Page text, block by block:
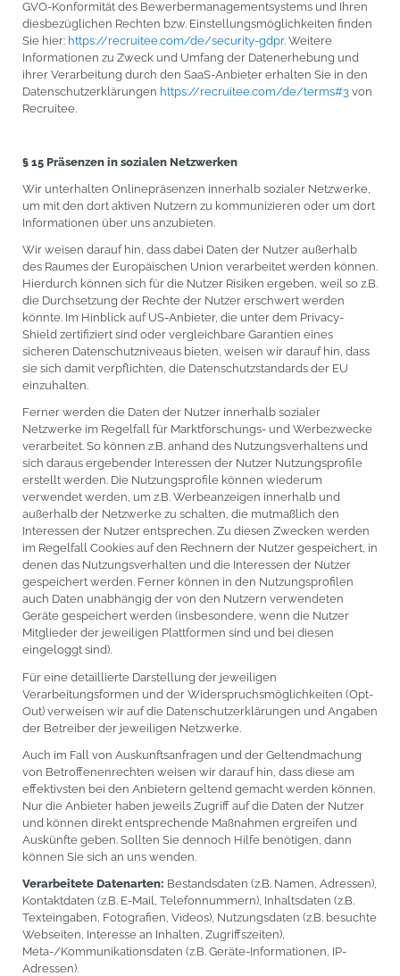
GVO-Konformität des Bewerbermanagementsystems und Ihren
diesbezüglichen Rechten bzw. Einstellungsmöglichkeiten finden
Sie hier: https://recruitee.com/de/security-gdpr. Weitere
Informationen zu Zweck und Umfang der Datenerhebung und
ihrer Verarbeitung durch den SaaS-Anbieter erhalten Sie in den
Datenschutzerklärungen https://recruitee.com/de/terms#3 von
Recruitee.
§ 15 Präsenzen in sozialen Netzwerken
Wir unterhalten Onlinepräsenzen innerhalb sozialer Netzwerke,
um mit den dort aktiven Nutzern zu kommunizieren oder um dort
Informationen über uns anzubieten.
Wir weisen darauf hin, dass dabei Daten der Nutzer außerhalb
des Raumes der Europäischen Union verarbeitet werden können.
Hierdurch können sich für die Nutzer Risiken ergeben, weil so z.B.
die Durchsetzung der Rechte der Nutzer erschwert werden
könnte. Im Hinblick auf US-Anbieter, die unter dem Privacy-
Shield zertifiziert sind oder vergleichbare Garantien eines
sicheren Datenschutzniveaus bieten, weisen wir darauf hin, dass
sie sich damit verpflichten, die Datenschutzstandards der EU
einzuhalten.
Ferner werden die Daten der Nutzer innerhalb sozialer
Netzwerke im Regelfall für Marktforschungs- und Werbezwecke
verarbeitet. So können z.B. anhand des Nutzungsverhaltens und
sich daraus ergebender Interessen der Nutzer Nutzungsprofile
erstellt werden. Die Nutzungsprofile können wiederum
verwendet werden, um z.B. Werbeanzeigen innerhalb und
außerhalb der Netzwerke zu schalten, die mutmaßlich den
Interessen der Nutzer entsprechen. Zu diesen Zwecken werden
im Regelfall Cookies auf den Rechnern der Nutzer gespeichert, in
denen das Nutzungsverhalten und die Interessen der Nutzer
gespeichert werden. Ferner können in den Nutzungsprofilen
auch Daten unabhängig der von den Nutzern verwendeten
Geräte gespeichert werden (insbesondere, wenn die Nutzer
Mitglieder der jeweiligen Plattformen sind und bei diesen
eingeloggt sind).
Für eine detaillierte Darstellung der jeweiligen
Verarbeitungsformen und der Widerspruchsmöglichkeiten (Opt-
Out) verweisen wir auf die Datenschutzerklärungen und Angaben
der Betreiber der jeweiligen Netzwerke.
Auch im Fall von Auskunftsanfragen und der Geltendmachung
von Betroffenenrechten weisen wir darauf hin, dass diese am
effektivsten bei den Anbietern geltend gemacht werden können.
Nur die Anbieter haben jeweils Zugriff auf die Daten der Nutzer
und können direkt entsprechende Maßnahmen ergreifen und
Auskünfte geben. Sollten Sie dennoch Hilfe benötigen, dann
können Sie sich an uns wenden.
Verarbeitete Datenarten: Bestandsdaten (z.B. Namen, Adressen),
Kontaktdaten (z.B. E-Mail, Telefonnummern), Inhaltsdaten (z.B.
Texteingaben, Fotografien, Videos), Nutzungsdaten (z.B. besuchte
Webseiten, Interesse an Inhalten, Zugriffszeiten),
Meta-/Kommunikationsdaten (z.B. Geräte-Informationen, IP-
Adressen).